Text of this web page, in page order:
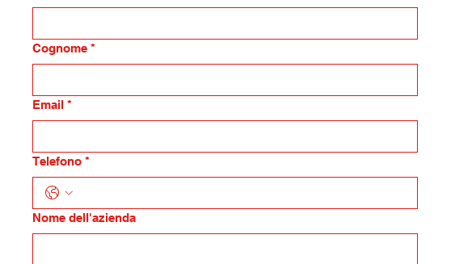
Cognome *
Email *
Telefono *
Nome dell'azienda